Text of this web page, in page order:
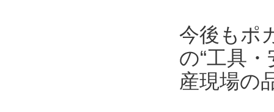
今後もポ
の“工具
産現場の